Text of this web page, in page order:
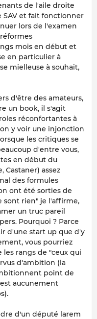
de l'aile droite
et fait fonctionner
lors de l'examen
mois en début et
en particulier à
mielleuse à souhait,
d'être des amateurs,
un book, il s'agit
réconfortantes à
y voir une injonction
les critiques se
d'entre vous,
en début du
assez
des formules
ont été sorties de
sont rien" je l'affirme,
un truc pareil
Pourquoi ? Parce
d'une start up que d'y
vous pourriez
rangs de "ceux qui
d'ambition (la
point de
aucunement
d'un député larem